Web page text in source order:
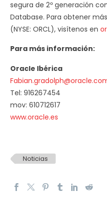
segura de 2º generación
Database. Para obtener
(NYSE: ORCL), visítenos en
Para más información:
Oracle Ibérica
Tel: 916267454
mov: 610712617
www.oracle.es
Noticias